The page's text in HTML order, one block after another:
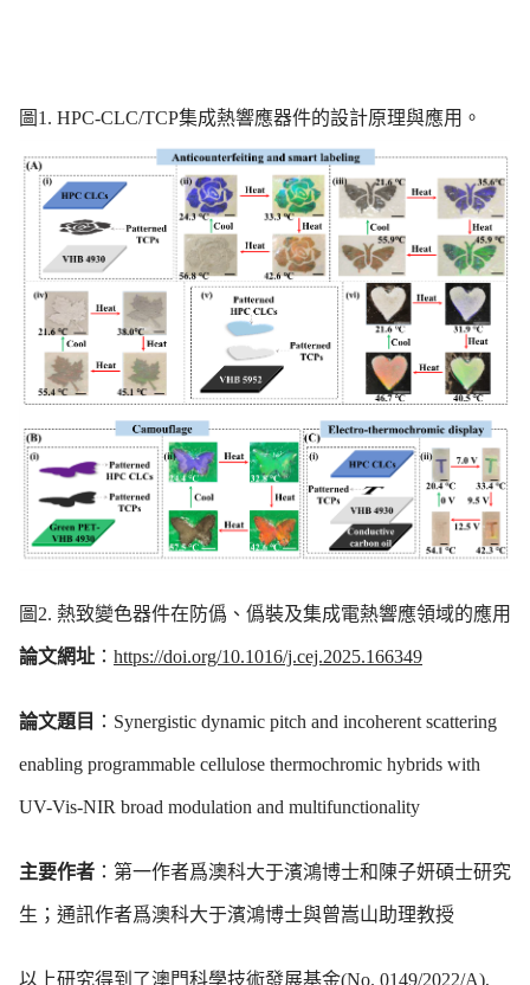
圖1. HPC-CLC/TCP集成熱響應器件的設計原理與應用。
圖2. 熱致變色器件在防僞、僞裝及集成電熱響應領域的應用
論文網址 ： https://doi.org/10.1016/j.cej.2025.166349
論文題目 ：Synergistic dynamic pitch and incoherent scattering
enabling programmable cellulose thermochromic hybrids with
UV-Vis-NIR broad modulation and multifunctionality
主要作者 ：第一作者爲澳科大于濱鴻博士和陳子妍碩士研究
生；通訊作者爲澳科大于濱鴻博士與曾嵩山助理教授
以上研究得到了澳門科學技術發展基金(No. 0149/2022/A),